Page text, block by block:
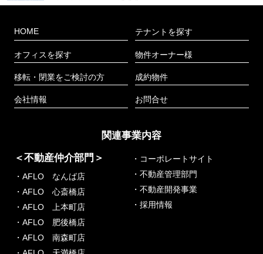
HOME
オフィスを探す
移転・閉業をご検討の方
会社情報
テナントを探す
物件オーナー様
成約物件
お問合せ
関連事業内容
＜不動産仲介部門＞
・AFLO なんば店
・AFLO 心斎橋店
・AFLO 上本町店
・AFLO 肥後橋店
・AFLO 南森町店
・コーポレートサイト
・不動産管理部門
・不動産開発事業
・採用情報